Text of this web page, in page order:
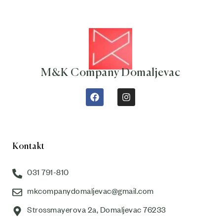
M&K Company Domaljevac
Kontakt
031 791-810
mkcompanydomaljevac@gmail.com
Strossmayerova 2a, Domaljevac 76233